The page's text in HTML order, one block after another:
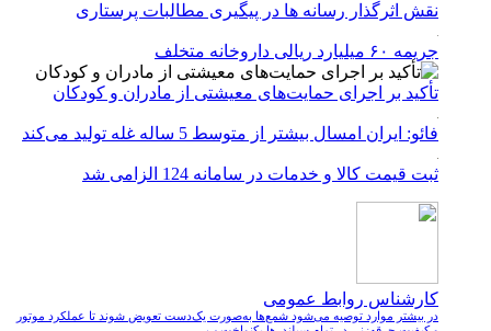
نقش اثرگذار رسانه ها در پیگیری مطالبات پرستاری
جریمه ۶۰ میلیارد ریالی داروخانه متخلف
تأکید بر اجرای حمایت‌های معیشتی از مادران و کودکان
فائو: ایران امسال بیشتر از متوسط 5 ساله غله تولید می‌کند
ثبت قیمت کالا و خدمات در سامانه 124 الزامی شد
کارشناس روابط عمومی
در بیشتر موارد توصیه می‌شود شمع‌ها به‌صورت یک‌دست تعویض شوند تا عملکرد موتور